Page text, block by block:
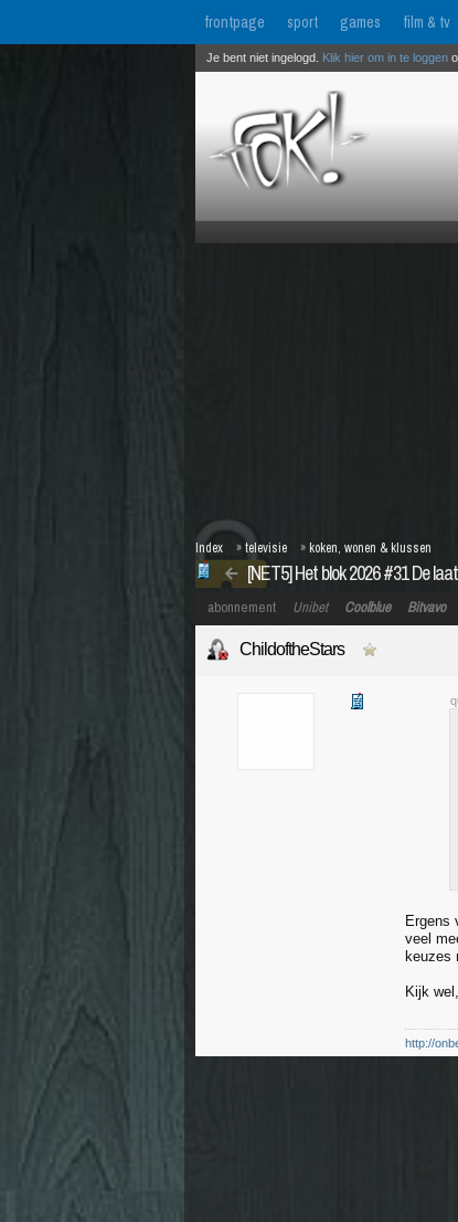
frontpage sport games film & tv
Je bent niet ingelogd. Klik hier om in te loggen
[NET5] Het blok 2026 #31 De
Index »televisie » koken, wonen & klussen
abonnement Unibet Coolblue Bitvavo
ChildoftheStars
Ergens
veel
keuzes
Kijk
http://